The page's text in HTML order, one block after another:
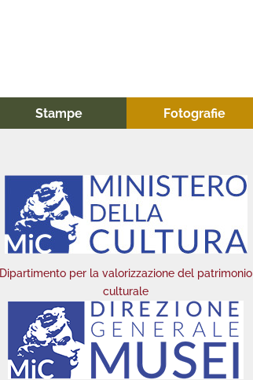
Stampe Fotografie
Dipartimento per la valorizzazione del patrimonio
culturale